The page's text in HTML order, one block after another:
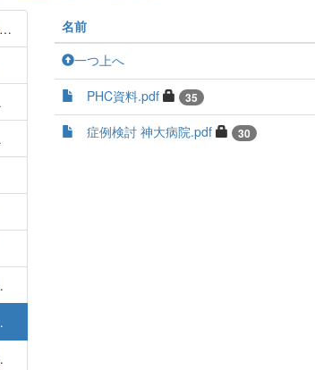
名前
一つ上へ
PHC資料.pdf 35
症例検討 神大病院.pdf
30